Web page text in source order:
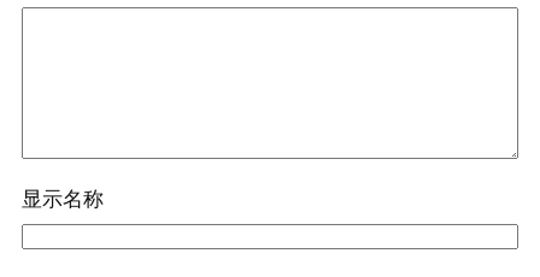
显示名称